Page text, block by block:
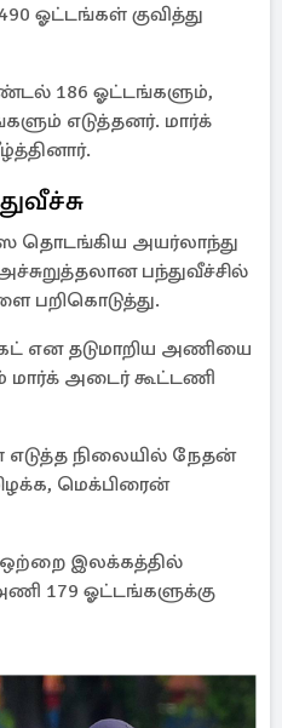
ஓட்டங்கள் குவித்து
186 ஓட்டங்களும்,
எடுத்தனர். மார்க்
தொடங்கிய அயர்லாந்து
பந்துவீச்சில்
பறிகொடுத்து.
என தடுமாறிய அணியை
மார்க் அடைர் கூட்டணி
நிலையில் நேதன்
மெக்பிரைன்
இலக்கத்தில்
179 ஓட்டங்களுக்கு